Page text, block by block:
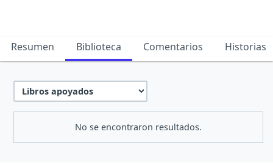
Resumen Biblioteca Comentarios Historias
No se encontraron resultados.